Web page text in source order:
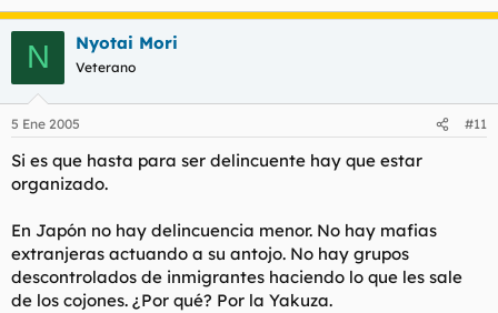
N Nyotai Mori
Veterano
5 Ene 2005 #11
Si es que hasta para ser delincuente hay que estar
organizado.
En Japón no hay delincuencia menor. No hay mafias
extranjeras actuando a su antojo. No hay grupos
descontrolados de inmigrantes haciendo lo que les sale
de los cojones. ¿Por qué? Por la Yakuza.